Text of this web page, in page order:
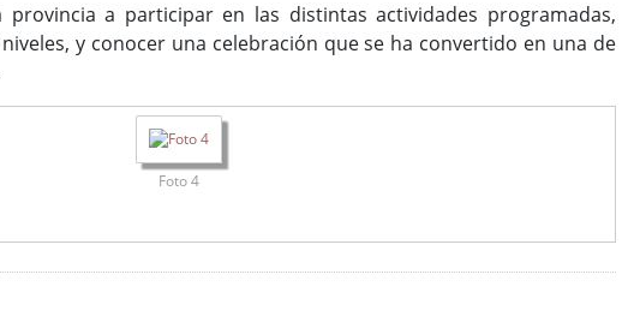
a participar en las distintas actividades programadas,
y conocer una celebración que se ha convertido en una de
Foto 4